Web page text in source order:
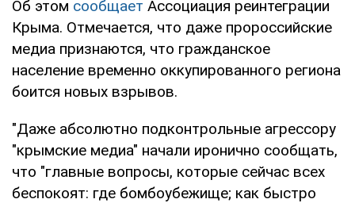
Об этом сообщает Ассоциация реинтеграции
Крыма. Отмечается, что даже пророссийские
медиа признаются, что гражданское
население временно оккупированного региона
боится новых взрывов.
"Даже абсолютно подконтрольные агрессору
"крымские медиа" начали иронично сообщать,
что "главные вопросы, которые сейчас всех
беспокоят: где бомбоубежище; как быстро